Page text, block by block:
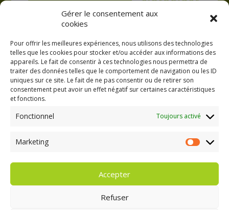
Gérer le consentement aux
cookies
Pour offrir les meilleures expériences, nous utilisons des technologies
telles que les cookies pour stocker et/ou accéder aux informations des
appareils. Le fait de consentir à ces technologies nous permettra de
traiter des données telles que le comportement de navigation ou les ID
uniques sur ce site. Le fait de ne pas consentir ou de retirer son
consentement peut avoir un effet négatif sur certaines caractéristiques
et fonctions.
Fonctionnel Toujours activé
Marketing Marketing
Accepter
Refuser
GAEC A la volée
Kergreach - Loperhet
06 65 62 84 25